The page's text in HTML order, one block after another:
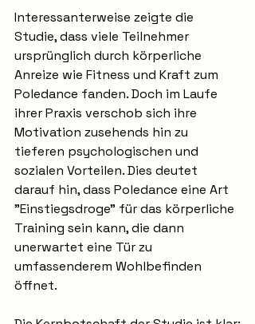
Interessanterweise zeigte die
Studie, dass viele Teilnehmer
ursprünglich durch körperliche
Anreize wie Fitness und Kraft zum
Poledance fanden. Doch im Laufe
ihrer Praxis verschob sich ihre
Motivation zusehends hin zu
tieferen psychologischen und
sozialen Vorteilen. Dies deutet
darauf hin, dass Poledance eine Art
"Einstiegsdroge" für das körperliche
Training sein kann, die dann
unerwartet eine Tür zu
umfassenderem Wohlbefinden
öffnet.